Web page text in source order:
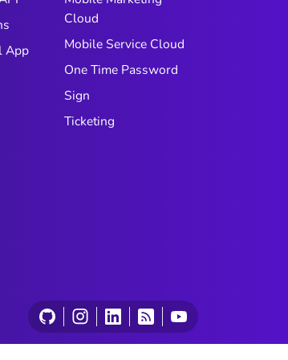
App
Cloud
Mobile Service Cloud
One Time Password
Sign
Ticketing